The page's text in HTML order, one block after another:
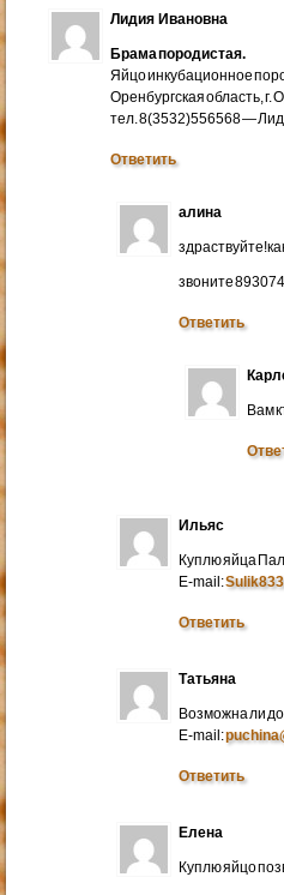
Лидия Ивановна
Брама породистая.
Яйцо инкубационное
Оренбургская область, г.
тел. 8(3532)556568 —
Ответить
алина
звоните
Ответить
Вам
Ильяс
Куплю яйца
E-mail:
Ответить
Татьяна
Возможна ли
E-mail:
Ответить
Елена
Куплю яйцо